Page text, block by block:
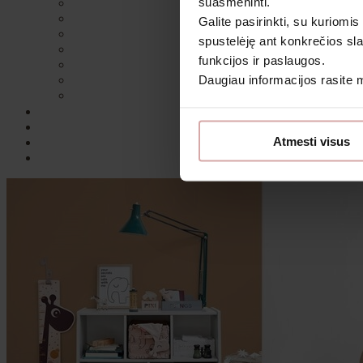
Galite pasirinkti, su
spustelėję ant konkrečios
funkcijos ir paslaugos.
Daugiau informacijos rasite
Atmesti visus
Daugiau